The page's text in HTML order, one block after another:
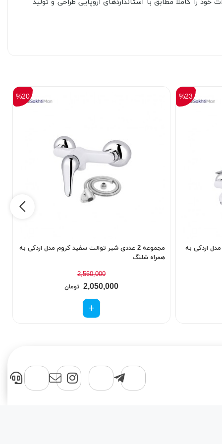
مدل اردکی به
%23
مجموعه 2 عددی شیر توالت سفید کروم مدل اردکی به
همراه شلنگ
2,560,000
%20
2,050,000 تومان